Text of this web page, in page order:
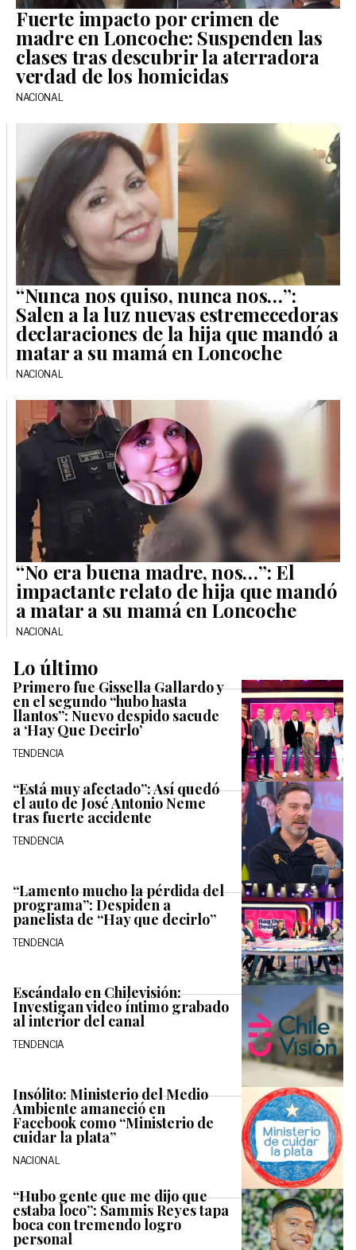
Fuerte impacto por crimen de
madre en Loncoche: Suspenden las
clases tras descubrir la aterradora
verdad de los homicidas
NACIONAL
“Nunca nos quiso, nunca nos…”:
Salen a la luz nuevas estremecedoras
declaraciones de la hija que mandó a
matar a su mamá en Loncoche
NACIONAL
“No era buena madre, nos…”: El
impactante relato de hija que mandó
a matar a su mamá en Loncoche
NACIONAL
Lo último
Primero fue Gissella Gallardo y
en el segundo “hubo hasta
llantos”: Nuevo despido sacude
a ‘Hay Que Decirlo’
TENDENCIA
“Está muy afectado”: Así quedó
el auto de José Antonio Neme
tras fuerte accidente
TENDENCIA
“Lamento mucho la pérdida del
programa”: Despiden a
panelista de “Hay que decirlo”
TENDENCIA
Escándalo en Chilevisión:
Investigan video íntimo grabado
al interior del canal
TENDENCIA
Insólito: Ministerio del Medio
Ambiente amaneció en
Facebook como “Ministerio de
cuidar la plata”
NACIONAL
“Hubo gente que me dijo que
estaba loco”: Sammis Reyes tapa
boca con tremendo logro
personal